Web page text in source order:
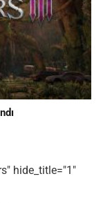
hide_title="1"